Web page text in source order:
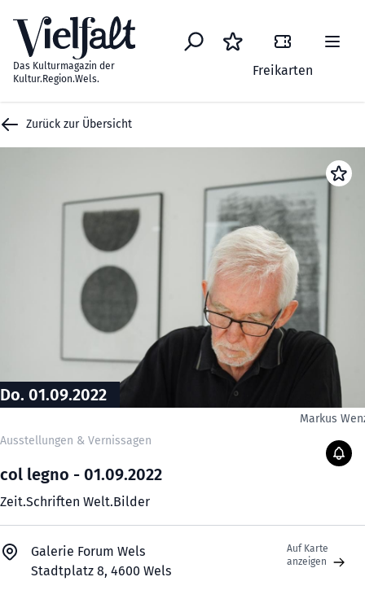
Das Kulturmagazin der
Kultur.Region.Wels.
Freikarten
Zurück zur Übersicht
Do. 01.09.2022
Markus
Ausstellungen & Vernissagen
col legno - 01.09.2022
Zeit.Schriften Welt.Bilder
Galerie Forum Wels
Stadtplatz 8, 4600 Wels
Auf Karte
anzeigen